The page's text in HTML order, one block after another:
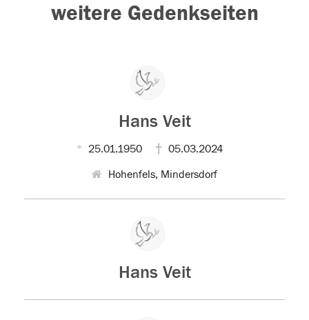
weitere Gedenkseiten
Hans Veit
25.01.1950 05.03.2024
Hohenfels, Mindersdorf
Hans Veit